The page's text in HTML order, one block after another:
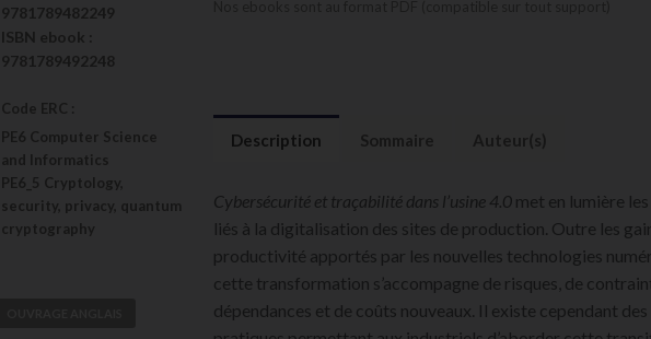
9781789482249
ISBN ebook
9781789492248
Code ERC :
PE6 Computer Science
and Informatics
PE6_5 Cryptology,
security, privacy, quantum
cryptography
Description Sommaire Auteur(s)
Cybersécurité et traçabilité dans l’usine 4.0met en lumière les
liés à la digitalisation des sites de production. Outre les
productivité apportés par les nouvelles technologies
cette transformation s’accompagne de risques, de
dépendances et de coûts nouveaux. Il existe cependant